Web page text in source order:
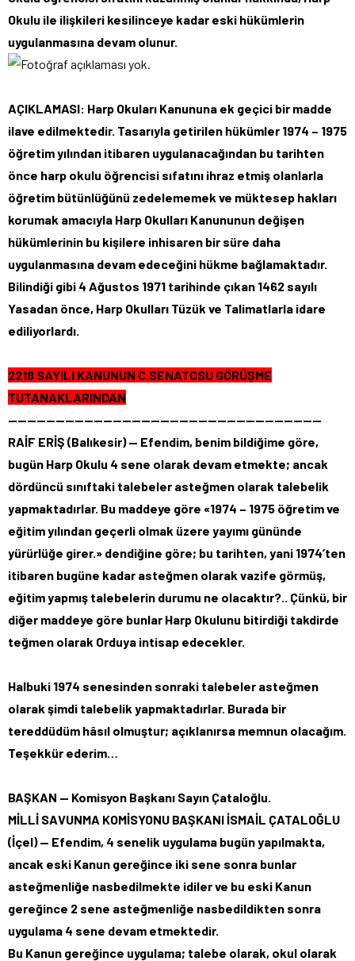
Okulu ile ilişkileri kesilinceye kadar eski hükümlerin
uygulanmasına devam olunur.
AÇIKLAMASI: Harp Okuları Kanununa ek geçici bir madde
ilave edilmektedir. Tasarıyla getirilen hükümler 1974 – 1975
öğretim yılından itibaren uygulanacağından bu tarihten
önce harp okulu öğrencisi sıfatını ihraz etmiş olanlarla
öğretim bütünlüğünü zedelememek ve müktesep hakları
korumak amacıyla Harp Okulları Kanununun değişen
hükümlerinin bu kişilere inhisaren bir süre daha
uygulanmasına devam edeceğini hükme bağlamaktadır.
Bilindiği gibi 4 Ağustos 1971 tarihinde çıkan 1462 sayılı
Yasadan önce, Harp Okulları Tüzük ve Talimatlarla idare
ediliyorlardı.
2218 SAYILI KANUNUN C.SENATOSU GÖRÜŞME
TUTANAKLARINDAN
—————————————————————————————————
RAİF ERİŞ (Balıkesir) — Efendim, benim bildiğime göre,
bugün Harp Okulu 4 sene olarak devam etmekte; ancak
dördüncü sınıftaki talebeler asteğmen olarak talebelik
yapmaktadırlar. Bu maddeye göre «1974 – 1975 öğretim ve
eğitim yılından geçerli olmak üzere yayımı gününde
yürürlüğe girer.» dendiğine göre; bu tarihten, yani 1974’ten
itibaren bugüne kadar asteğmen olarak vazife görmüş,
eğitim yapmış talebelerin durumu ne olacaktır?.. Çünkü, bir
diğer maddeye göre bunlar Harp Okulunu bitirdiği takdirde
teğmen olarak Orduya intisap edecekler.
Halbuki 1974 senesinden sonraki talebeler asteğmen
olarak şimdi talebelik yapmaktadırlar. Burada bir
tereddüdüm hâsıl olmuştur; açıklanırsa memnun olacağım.
Teşekkür ederim…
BAŞKAN — Komisyon Başkanı Sayın Çataloğlu.
MİLLİ SAVUNMA KOMİSYONU BAŞKANI İSMAİL ÇATALOĞLU
(İçel) — Efendim, 4 senelik uygulama bugün yapılmakta,
ancak eski Kanun gereğince iki sene sonra bunlar
asteğmenliğe nasbedilmekte idiler ve bu eski Kanun
gereğince 2 sene asteğmenliğe nasbedildikten sonra
uygulama 4 sene devam etmektedir.
Bu Kanun gereğince uygulama; talebe olarak, okul olarak